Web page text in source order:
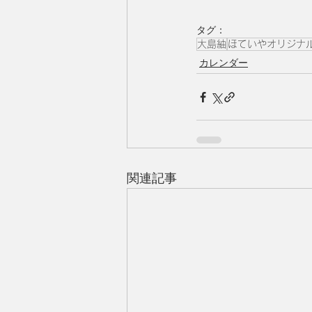
タグ：
大島紬 ほていやオリジナ
カレンダー
関連記事